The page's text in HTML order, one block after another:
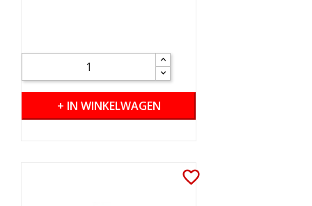
+ IN WINKELWAGEN
favorite_border